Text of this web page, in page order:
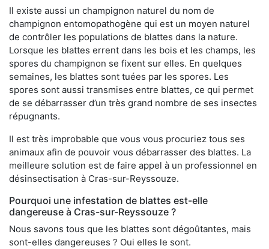
Il existe aussi un champignon naturel du nom de
champignon entomopathogène qui est un moyen naturel
de contrôler les populations de blattes dans la nature.
Lorsque les blattes errent dans les bois et les champs, les
spores du champignon se fixent sur elles. En quelques
semaines, les blattes sont tuées par les spores. Les
spores sont aussi transmises entre blattes, ce qui permet
de se débarrasser d’un très grand nombre de ses insectes
répugnants.
Il est très improbable que vous vous procuriez tous ses
animaux afin de pouvoir vous débarrasser des blattes. La
meilleure solution est de faire appel à un professionnel en
désinsectisation à Cras-sur-Reyssouze.
Pourquoi une infestation de blattes est-elle
dangereuse à Cras-sur-Reyssouze ?
Nous savons tous que les blattes sont dégoûtantes, mais
sont-elles dangereuses ? Oui elles le sont.